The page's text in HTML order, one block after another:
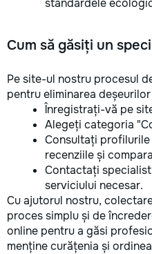
standardele
Cum să găsiți un
Pe site-ul nostru procesul
pentru eliminarea
Înregistrați-vă pe
Alegeți categoria
Consultați
recenziile și
Contactați
serviciului necesar.
Cu ajutorul nostru,
proces simplu și de
online pentru a găsi
menține curățenia și